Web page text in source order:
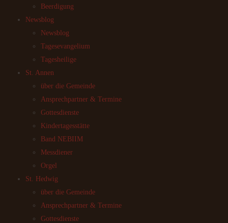
Beerdigung
Newsblog
Newsblog
Tagesevangelium
Tagesheilige
St. Annen
über die Gemeinde
Ansprechpartner & Termine
Gottesdienste
Kindertagesstätte
Band NEBIIM
Messdiener
Orgel
St. Hedwig
über die Gemeinde
Ansprechpartner & Termine
Gottesdienste